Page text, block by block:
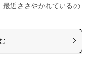
最近ささやかれているの